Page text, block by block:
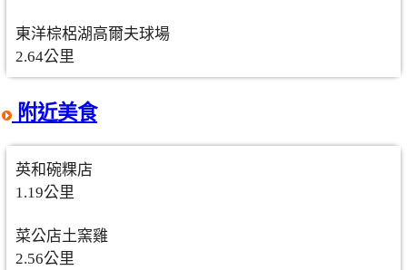
東洋棕梠湖高爾夫球場
2.64公里
附近美食
英和碗粿店
1.19公里
菜公店土窯雞
2.56公里